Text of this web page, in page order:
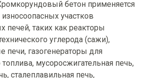
бетон применяется
участков
таких как реакторы
углерода (сажи),
печи, газогенераторы для
мусоросжигательная печь,
сталеплавильная печь,